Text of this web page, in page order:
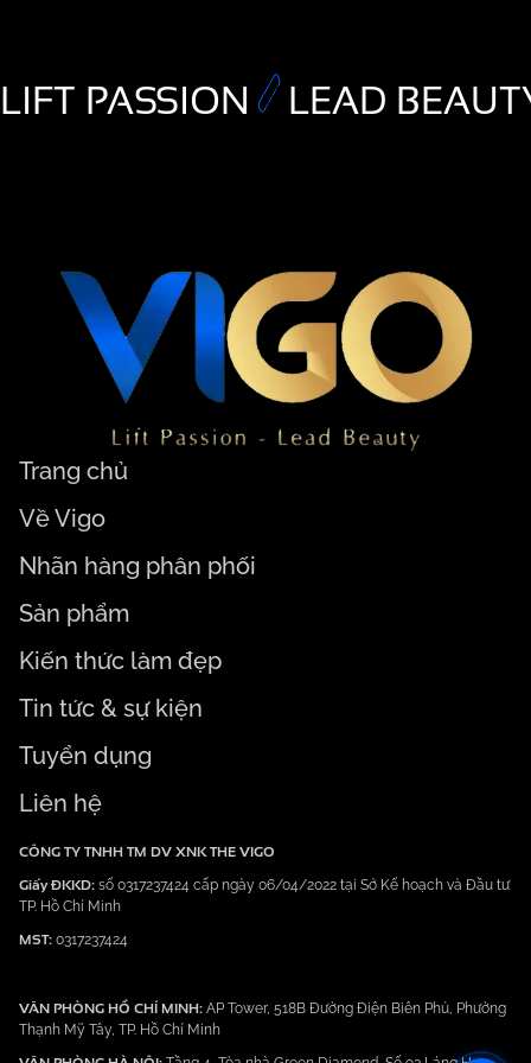
LIFT PASSION LEAD
Trang chủ
Về Vigo
Nhãn hàng phân phối
Sản phẩm
Kiến thức làm đẹp
Tin tức & sự kiện
Tuyển dụng
Liên hệ
CÔNG TY TNHH TM DV XNK THE VIGO
Giấy ĐKKD: số 0317237424 cấp ngày 06/04/2022 tại Sở Kế hoạch và Đầu tư
TP. Hồ Chí Minh
MST: 0317237424
VĂN PHÒNG HỒ CHÍ MINH: AP Tower, 518B Đường Điện Biên Phủ, Phường
Thạnh Mỹ Tây, TP. Hồ Chí Minh